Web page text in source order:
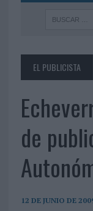
EL PUBLICISTA
de
12 DE JUNIO DE